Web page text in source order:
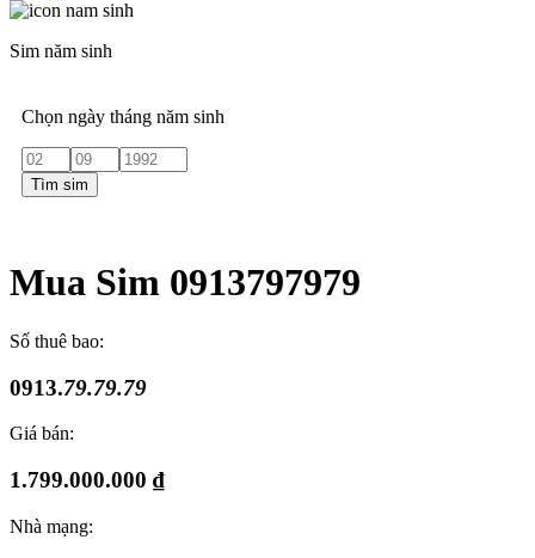
Sim năm sinh
Chọn ngày tháng năm sinh
Tìm sim
Mua Sim 0913797979
Số thuê bao:
0913.79.79.79
Giá bán:
1.799.000.000 ₫
Nhà mạng: